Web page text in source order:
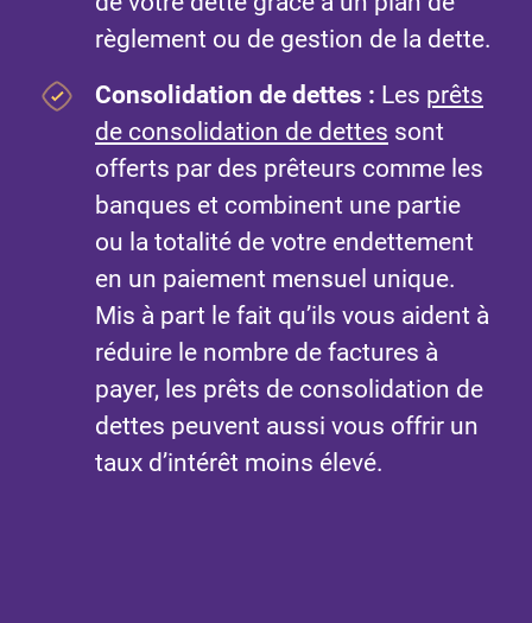
règlement ou de gestion de la dette.
Consolidation de dettes : Les prêts
de consolidation de dettes sont
offerts par des prêteurs comme les
banques et combinent une partie
ou la totalité de votre endettement
en un paiement mensuel unique.
Mis à part le fait qu’ils vous aident à
réduire le nombre de factures à
payer, les prêts de consolidation de
dettes peuvent aussi vous offrir un
taux d’intérêt moins élevé.